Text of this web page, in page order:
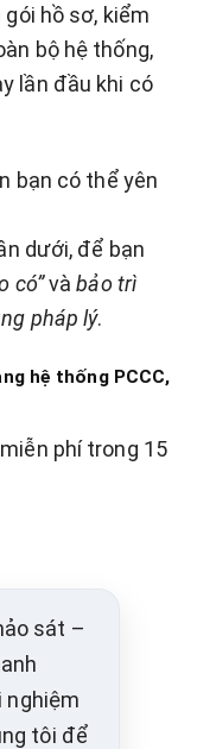
hồ sơ, kiểm
bộ hệ thống,
lần đầu khi có
bạn có thể yên
dưới, để bạn
có”vàbảo trì
pháp lý.
hệ thống PCCC,
phí trong 15
sát –
nghiệm
tôi để